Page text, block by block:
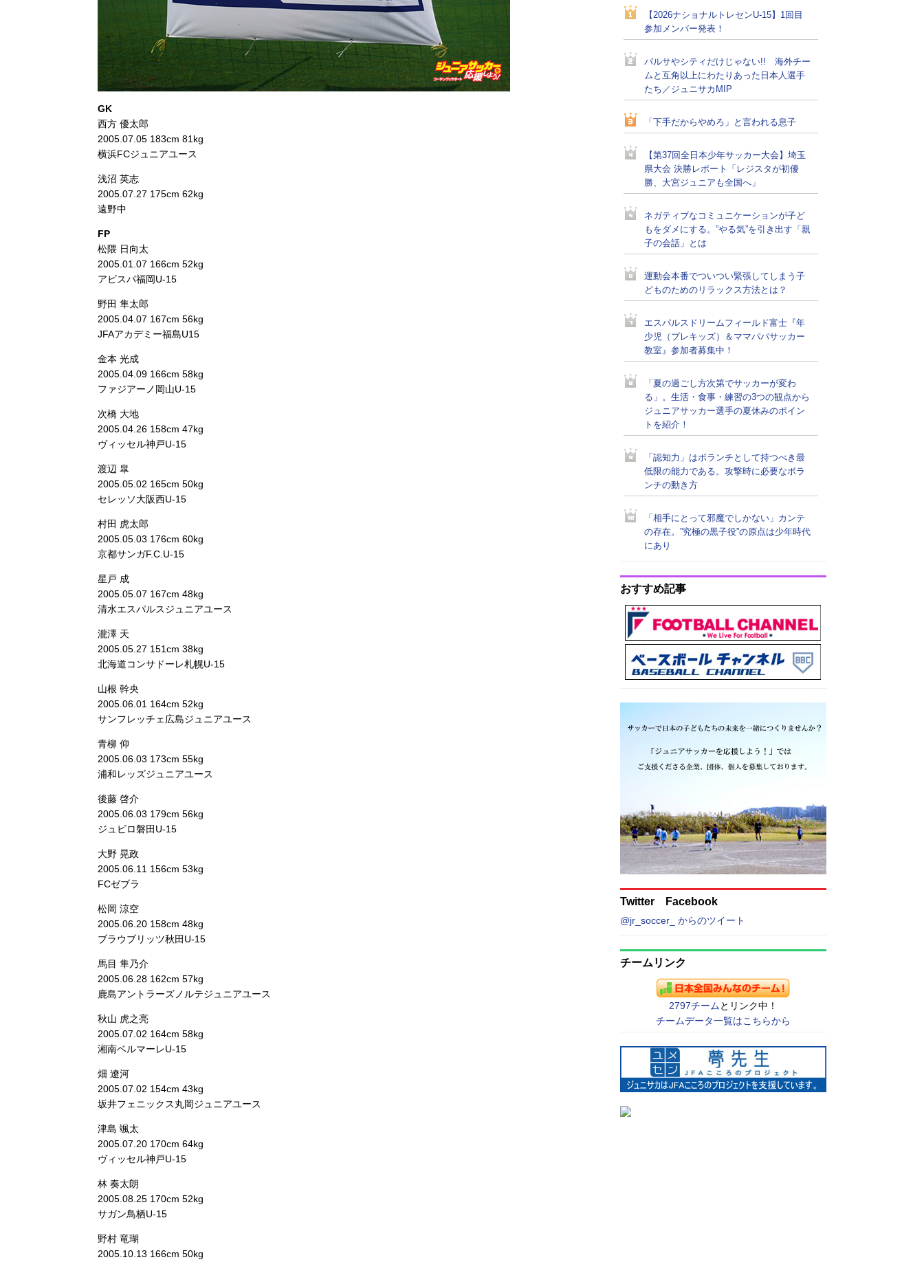
GK
西方 優太郎
2005.07.05 183cm 81kg
横浜FCジュニアユース
浅沼 英志
2005.07.27 175cm 62kg
遠野中
FP
松隈 日向太
2005.01.07 166cm 52kg
アビスパ福岡U-15
野田 隼太郎
2005.04.07 167cm 56kg
JFAアカデミー福島U15
金本 光成
2005.04.09 166cm 58kg
ファジアーノ岡山U-15
次橋 大地
2005.04.26 158cm 47kg
ヴィッセル神戸U-15
渡辺 皐
2005.05.02 165cm 50kg
セレッソ大阪西U-15
村田 虎太郎
2005.05.03 176cm 60kg
京都サンガF.C.U-15
星戸 成
2005.05.07 167cm 48kg
清水エスパルスジュニアユース
瀧澤 天
2005.05.27 151cm 38kg
北海道コンサドーレ札幌U-15
山根 幹央
2005.06.01 164cm 52kg
サンフレッチェ広島ジュニアユース
青柳 仰
2005.06.03 173cm 55kg
浦和レッズジュニアユース
後藤 啓介
2005.06.03 179cm 56kg
ジュビロ磐田U-15
大野 晃政
2005.06.11 156cm 53kg
FCゼブラ
松岡 涼空
2005.06.20 158cm 48kg
ブラウブリッツ秋田U-15
馬目 隼乃介
2005.06.28 162cm 57kg
鹿島アントラーズノルテジュニアユース
秋山 虎之亮
2005.07.02 164cm 58kg
湘南ベルマーレU-15
畑 遼河
2005.07.02 154cm 43kg
坂井フェニックス丸岡ジュニアユース
津島 颯太
2005.07.20 170cm 64kg
ヴィッセル神戸U-15
林 奏太朗
2005.08.25 170cm 52kg
サガン鳥栖U-15
野村 竜瑚
2005.10.13 166cm 50kg
【2026ナショナルトレセンU-15】1回目
参加メンバー発表！
バルサやシティだけじゃない!! 海外チー
ムと互角以上にわたりあった日本人選手
たち／ジュニサカMIP
「下手だからやめろ」と言われる息子
【第37回全日本少年サッカー大会】埼玉
県大会 決勝レポート「レジスタが初優
勝、大宮ジュニアも全国へ」
ネガティブなコミュニケーションが子ど
もをダメにする。”やる気”を引き出す「親
子の会話」とは
運動会本番でついつい緊張してしまう子
どものためのリラックス方法とは？
エスパルスドリームフィールド富士『年
少児（プレキッズ）＆ママパパサッカー
教室』参加者募集中！
「夏の過ごし方次第でサッカーが変わ
る」。生活・食事・練習の3つの観点から
ジュニアサッカー選手の夏休みのポイン
トを紹介！
「認知力」はボランチとして持つべき最
低限の能力である。攻撃時に必要なボラ
ンチの動き方
「相手にとって邪魔でしかない」カンテ
の存在。”究極の黒子役”の原点は少年時代
にあり
おすすめ記事
Twitter Facebook
@jr_soccer_ からのツイート
チームリンク
2797チーム とリンク中！
チームデータ一覧はこちらから